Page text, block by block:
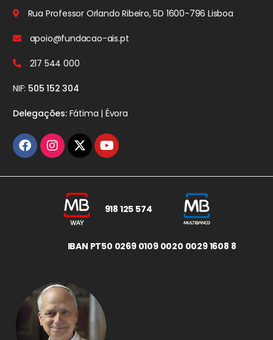
Rua Professor Orlando Ribeiro, 5D 1600-796 Lisboa
apoio@fundacao-ais.pt
217 544 000
NIF: 505 152 304
Delegações:Fátima | Évora
918 125 574
IBAN PT50 0269 0109 0020 0029 1608 8